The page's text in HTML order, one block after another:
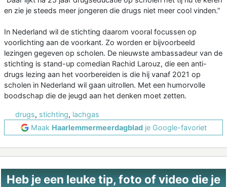
en zie je steeds meer jongeren die drugs niet meer cool vinden.”
In Nederland wil de stichting daarom vooral focussen op
voorlichting aan de voorkant. Zo worden er bijvoorbeeld
lezingen gegeven op scholen. De nieuwste ambassadeur van de
stichting is stand-up comedian Rachid Larouz, die een anti-
drugs lezing aan het voorbereiden is die hij vanaf 2021 op
scholen in Nederland wil gaan uitrollen. Met een humorvolle
boodschap die de jeugd aan het denken moet zetten.
drugs, stichting, lachgas
Maak Haarlemmermeerdagbladje Google-favoriet
Heb je een leuke tip, foto of video die je